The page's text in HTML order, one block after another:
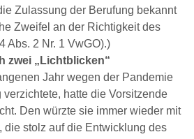
Zulassung der Berufung bekannt
Zweifel an der Richtigkeit des
Abs. 2 Nr. 1 VwGO).)
zwei „Lichtblicken“
Jahr wegen der Pandemie
hatte die Vorsitzende
Den würzte sie immer wieder mit
die stolz auf die Entwicklung des